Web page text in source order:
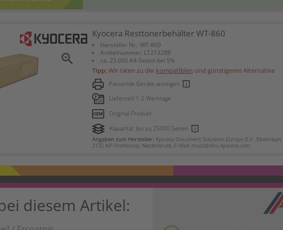
zoom_in
Kyocera Resttonerbehälter WT-860
Hersteller Nr.: WT-860
Artikelnummer: LT2132RB
ca. 25.000 A4-Seiten bei 5%
Tipp: Wir raten zu der kompatiblen und günstigeren Alternative
Passende Geräte anzeigen
Lieferzeit 1-2 Werktage
Original Produkt
Kapazität: bis zu 25000 Seiten
Angaben zum Hersteller: Kyocera Document Solutions Europe B.V., Bloemlaan
2132 NP Hoofddorp, Niederlande, E-Mail: msds@deu.kyocera.com
diesem Artikel: